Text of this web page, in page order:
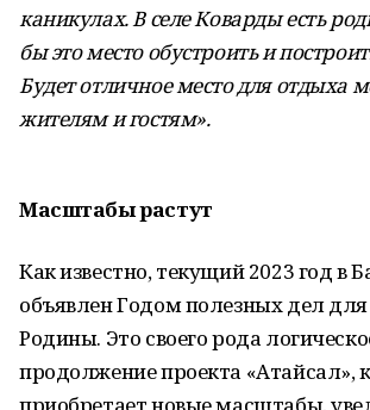
каникулах. В селе Коварды есть
бы это место обустроить и
Будет отличное место для отдыха
жителям и гостям».
Масштабы растут
Как известно, текущий 2023 год в
объявлен Годом полезных дел
Родины. Это своего рода
продолжение проекта «Атайсал»,